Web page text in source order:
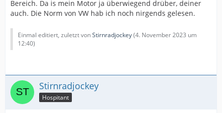
Bereich. Da is mein Motor ja überwiegend drüber, deiner
auch. Die Norm von VW hab ich noch nirgends gelesen.
Einmal editiert, zuletzt vonStirnradjockey(4. November 2023 um
12:40)
Stirnradjockey
Hospitant